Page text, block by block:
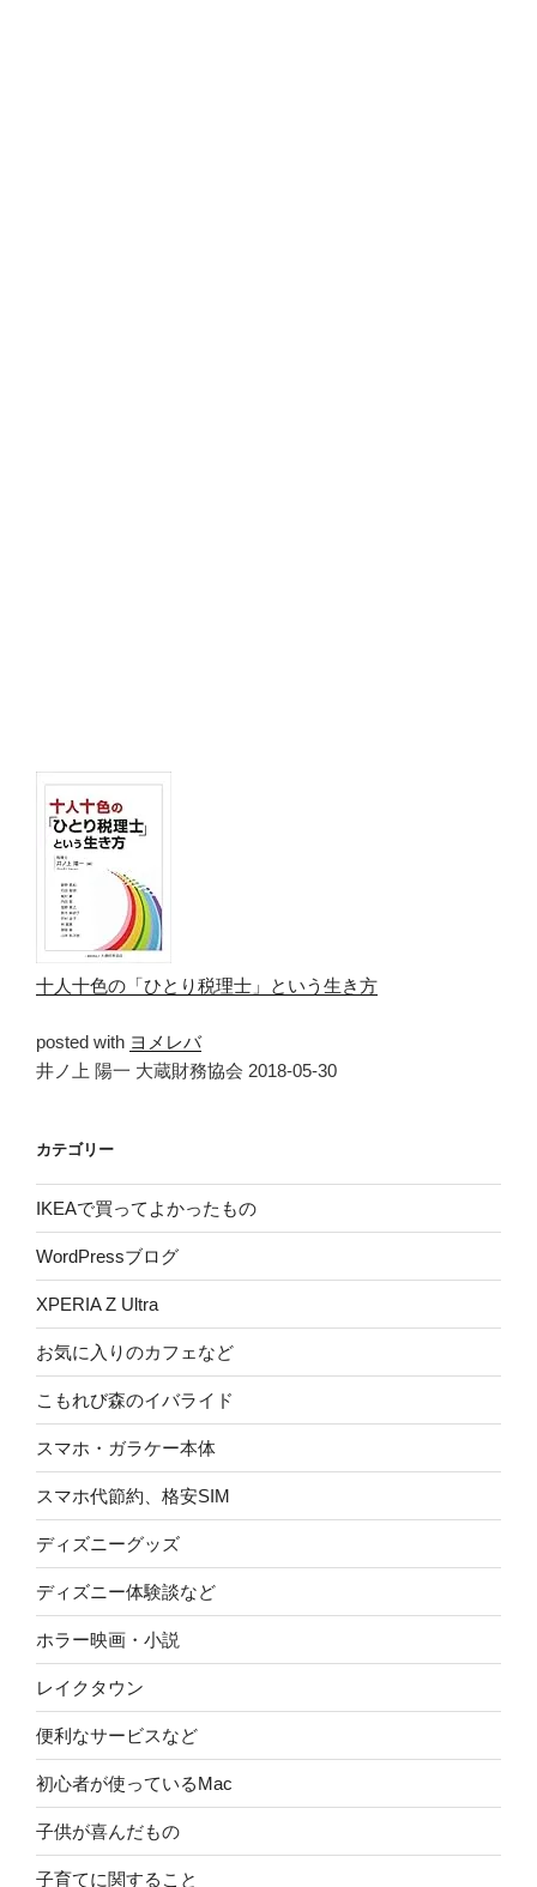
十人十色の「ひとり税理士」という生き方
posted with ヨメレバ
井ノ上 陽一 大蔵財務協会 2018-05-30
カテゴリー
IKEAで買ってよかったもの
WordPressブログ
XPERIA Z Ultra
お気に入りのカフェなど
こもれび森のイバライド
スマホ・ガラケー本体
スマホ代節約、格安SIM
ディズニーグッズ
ディズニー体験談など
ホラー映画・小説
レイクタウン
便利なサービスなど
初心者が使っているMac
子供が喜んだもの
子育てに関すること